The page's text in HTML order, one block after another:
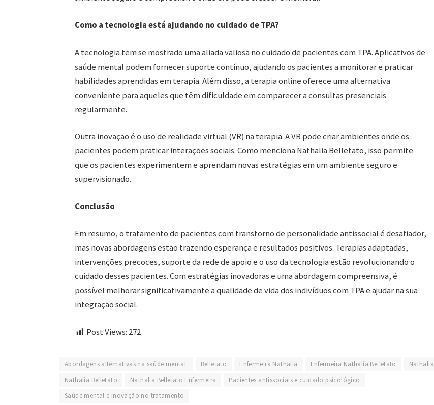
Como a tecnologia está ajudando no cuidado de TPA?
A tecnologia tem se mostrado uma aliada valiosa no cuidado de pacientes com TPA. Aplicativos de
saúde mental podem fornecer suporte contínuo, ajudando os pacientes a monitorar e praticar
habilidades aprendidas em terapia. Além disso, a terapia online oferece uma alternativa
conveniente para aqueles que têm dificuldade em comparecer a consultas presenciais
regularmente.
Outra inovação é o uso de realidade virtual (VR) na terapia. A VR pode criar ambientes onde os
pacientes podem praticar interações sociais. Como menciona Nathalia Belletato, isso permite
que os pacientes experimentem e aprendam novas estratégias em um ambiente seguro e
supervisionado.
Conclusão
Em resumo, o tratamento de pacientes com transtorno de personalidade antissocial é desafiador,
mas novas abordagens estão trazendo esperança e resultados positivos. Terapias adaptadas,
intervenções precoces, suporte da rede de apoio e o uso da tecnologia estão revolucionando o
cuidado desses pacientes. Com estratégias inovadoras e uma abordagem compreensiva, é
possível melhorar significativamente a qualidade de vida dos indivíduos com TPA e ajudar na sua
integração social.
Post Views: 272
Abordagens alternativas na saúde mental. Belletato Enfermeira Nathalia Enfermeira Nathalia Belletato
Nathalia
Nathalia Belletato
Nathalia Belletato Enfermeira
Pacientes antissociais e cuidado psicológico
Saúde mental e inovação no tratamento